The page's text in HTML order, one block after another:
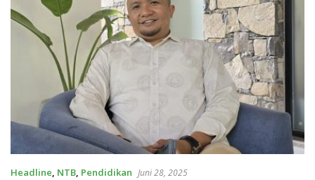
Headline, NTB, Pendidikan Juni 28, 2025